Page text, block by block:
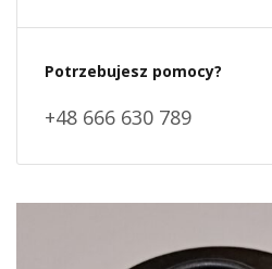
Potrzebujesz pomocy?
+48 666 630 789